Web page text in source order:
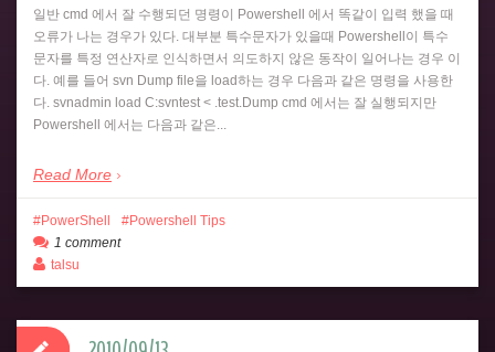
일반 cmd 에서 잘 수행되던 명령이 Powershell 에서 똑같이 입력 했을 때
오류가 나는 경우가 있다. 대부분 특수문자가 있을때 Powershell이 특수
문자를 특정 연산자로 인식하면서 의도하지 않은 동작이 일어나는 경우 이
다. 예를 들어 svn Dump file을 load하는 경우 다음과 같은 명령을 사용한
다. svnadmin load C:svntest < .test.Dump cmd 에서는 잘 실행되지만
Powershell 에서는 다음과 같은...
Read More
PowerShell
Powershell Tips
1 comment
talsu